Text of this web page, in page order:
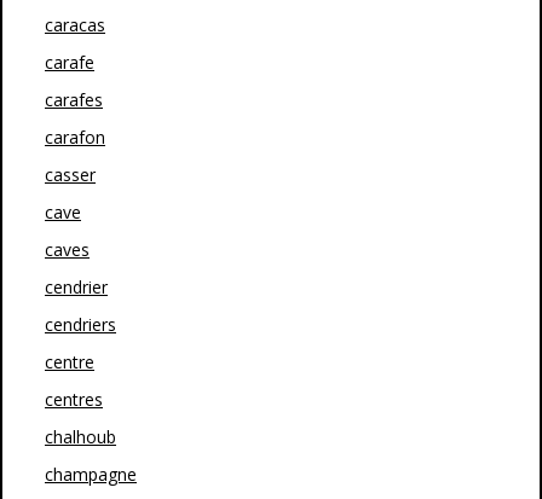
caracas
carafe
carafes
carafon
casser
cave
caves
cendrier
cendriers
centre
centres
chalhoub
champagne